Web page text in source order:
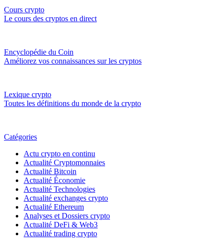
Cours crypto
Le cours des cryptos en direct
Encyclopédie du Coin
Améliorez vos connaissances sur les cryptos
Lexique crypto
Toutes les définitions du monde de la crypto
Catégories
Actu crypto en continu
Actualité Cryptomonnaies
Actualité Bitcoin
Actualité Économie
Actualité Technologies
Actualité exchanges crypto
Actualité Ethereum
Analyses et Dossiers crypto
Actualité DeFi & Web3
Actualité trading crypto